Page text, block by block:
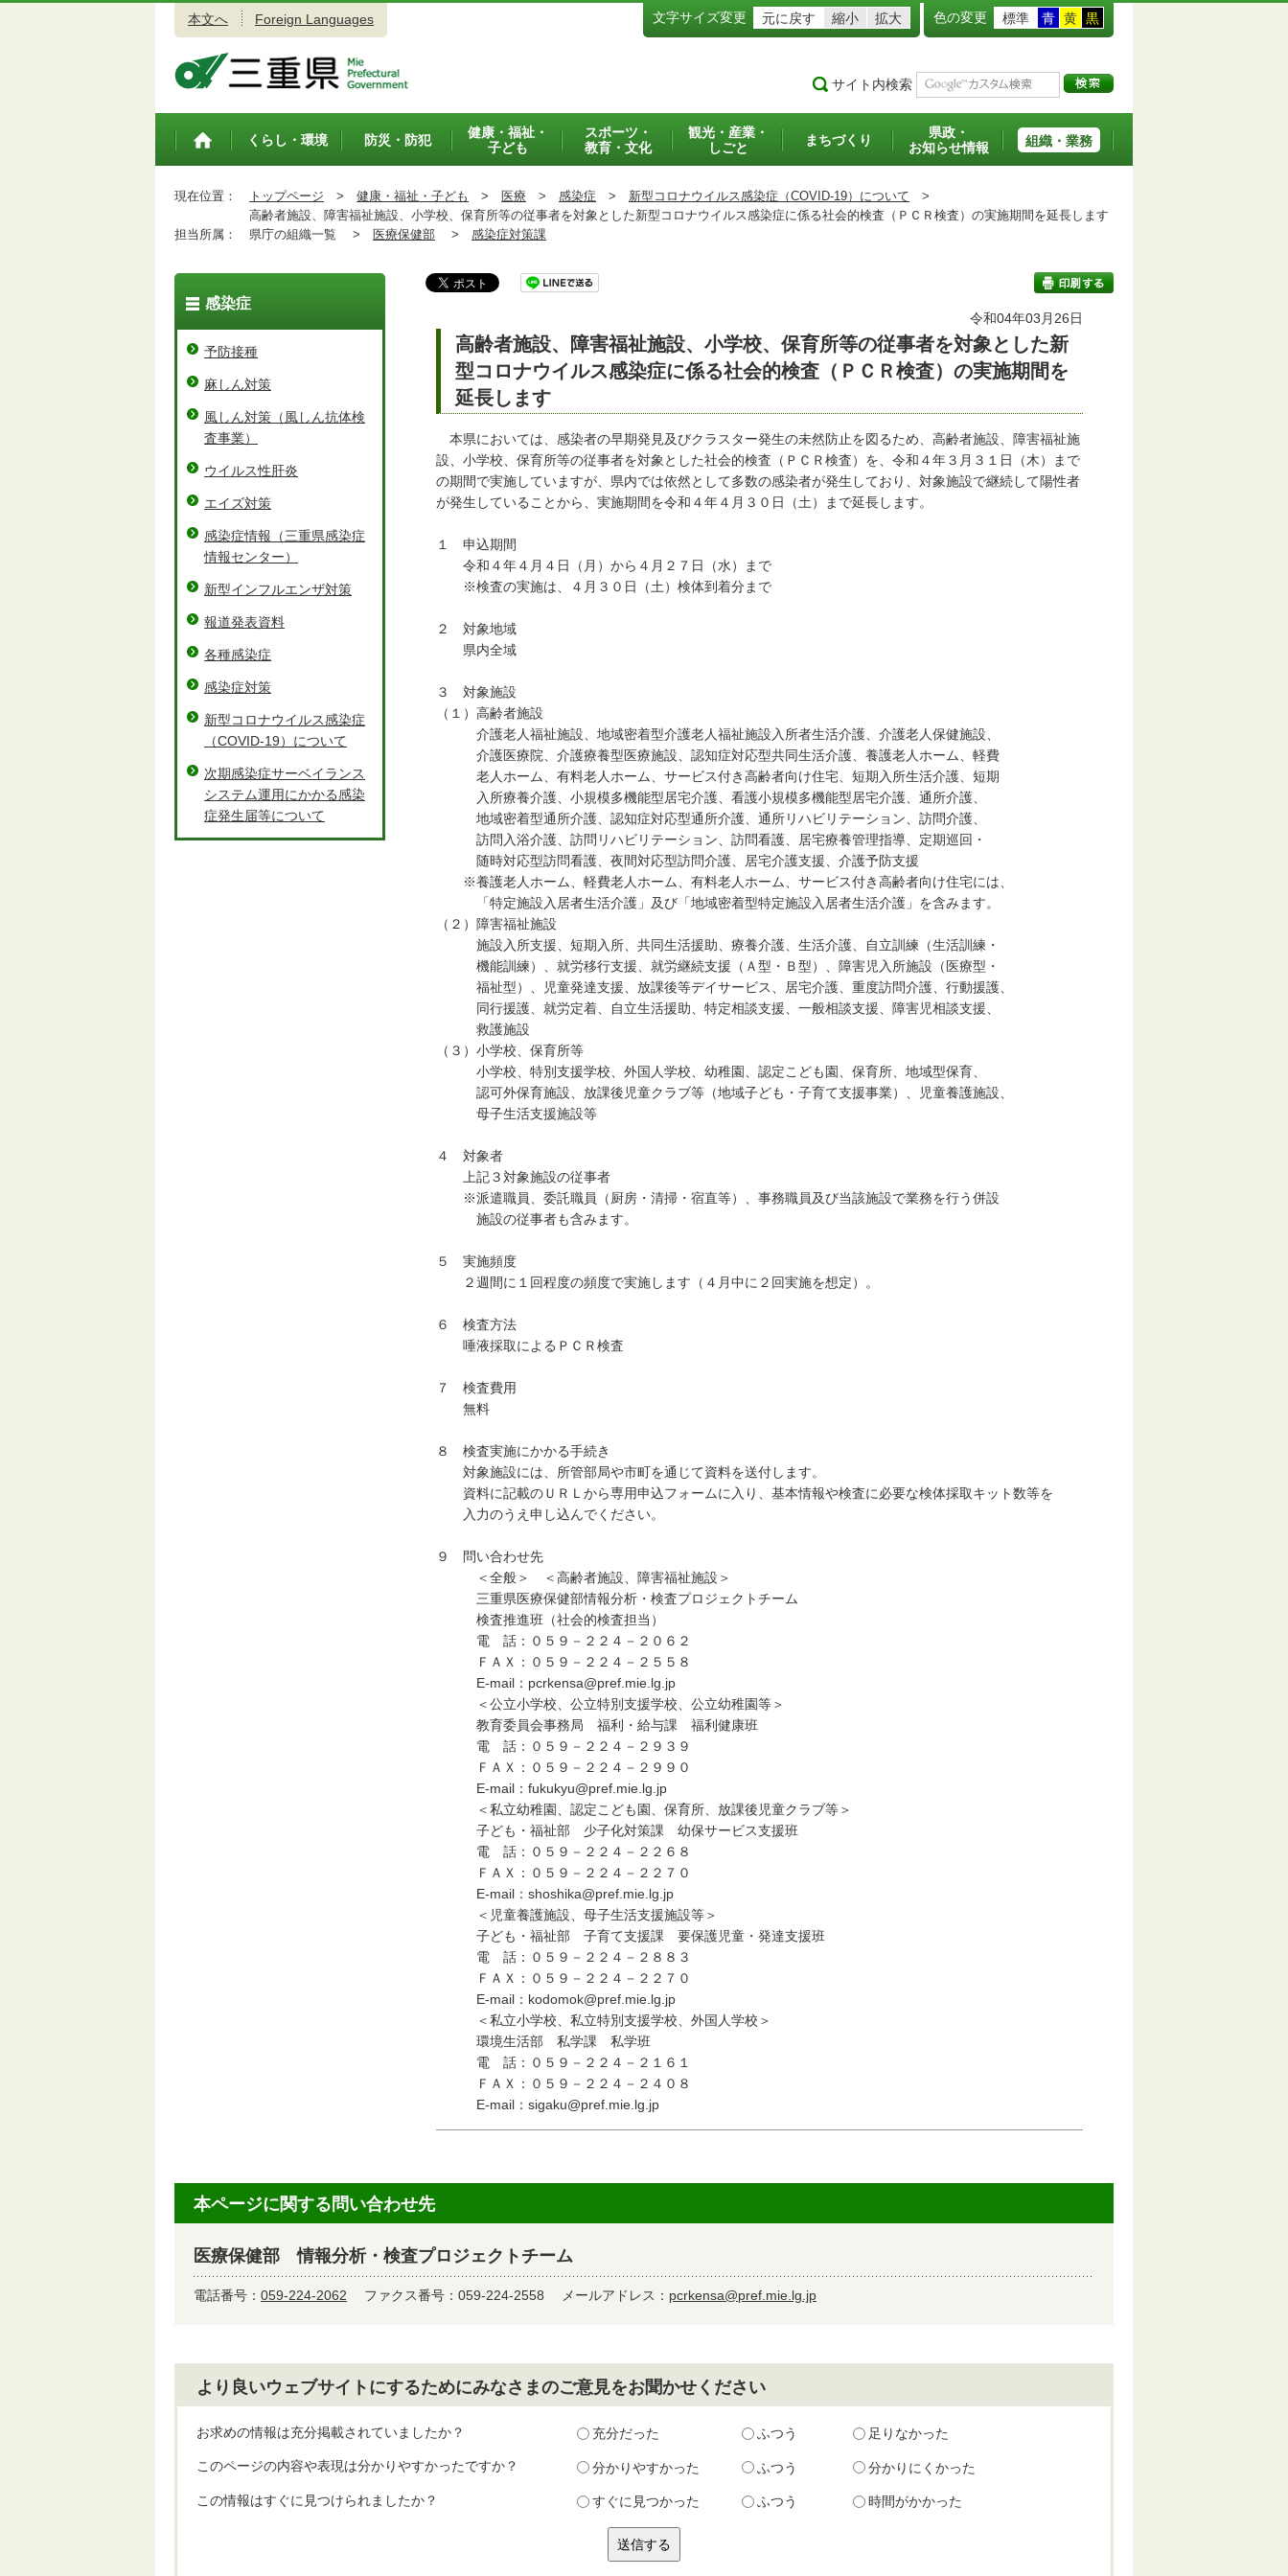
本文へ Foreign Languages 文字サイズ変更 元に戻す 縮小 拡大 色の変更 標準 青 黄 黒
サイト内検索
トップペ
くらし・環境 防災・防犯
健康・福祉・
子ども
スポーツ・
教育・文化
観光・産業・
しごと
まちづくり
県政・
お知らせ情報
組織・業務
現在位置： トップページ > 健康・福祉・子ども > 医療 > 感染症 > 新型コロナウイルス感染症（COVID-19）について >
高齢者施設、障害福祉施設、小学校、保育所等の従事者を対象とした新型コロナウイルス感染症に係る社会的検査（ＰＣＲ検査）の実施期間を延長します
担当所属：
県庁の組織一覧 > 医療保健部 > 感染症対策課
印刷する
令和04年03月26日
高齢者施設、障害福祉施設、小学校、保育所等の従事者を対象とした新
型コロナウイルス感染症に係る社会的検査（ＰＣＲ検査）の実施期間を
延長します
本県においては、感染者の早期発見及びクラスター発生の未然防止を図るため、高齢者施設、障害福祉施
設、小学校、保育所等の従事者を対象とした社会的検査（ＰＣＲ検査）を、令和４年３月３１日（木）まで
の期間で実施していますが、県内では依然として多数の感染者が発生しており、対象施設で継続して陽性者
が発生していることから、実施期間を令和４年４月３０日（土）まで延長します。
１ 申込期間
令和４年４月４日（月）から４月２７日（水）まで
※検査の実施は、４月３０日（土）検体到着分まで
２ 対象地域
県内全域
３ 対象施設
（１）高齢者施設
介護老人福祉施設、地域密着型介護老人福祉施設入所者生活介護、介護老人保健施設、
介護医療院、介護療養型医療施設、認知症対応型共同生活介護、養護老人ホーム、軽費
老人ホーム、有料老人ホーム、サービス付き高齢者向け住宅、短期入所生活介護、短期
入所療養介護、小規模多機能型居宅介護、看護小規模多機能型居宅介護、通所介護、
地域密着型通所介護、認知症対応型通所介護、通所リハビリテーション、訪問介護、
訪問入浴介護、訪問リハビリテーション、訪問看護、居宅療養管理指導、定期巡回・
随時対応型訪問看護、夜間対応型訪問介護、居宅介護支援、介護予防支援
※養護老人ホーム、軽費老人ホーム、有料老人ホーム、サービス付き高齢者向け住宅には、
「特定施設入居者生活介護」及び「地域密着型特定施設入居者生活介護」を含みます。
（２）障害福祉施設
施設入所支援、短期入所、共同生活援助、療養介護、生活介護、自立訓練（生活訓練・
機能訓練）、就労移行支援、就労継続支援（Ａ型・Ｂ型）、障害児入所施設（医療型・
福祉型）、児童発達支援、放課後等デイサービス、居宅介護、重度訪問介護、行動援護、
同行援護、就労定着、自立生活援助、特定相談支援、一般相談支援、障害児相談支援、
救護施設
（３）小学校、保育所等
小学校、特別支援学校、外国人学校、幼稚園、認定こども園、保育所、地域型保育、
認可外保育施設、放課後児童クラブ等（地域子ども・子育て支援事業）、児童養護施設、
母子生活支援施設等
４ 対象者
上記３対象施設の従事者
※派遣職員、委託職員（厨房・清掃・宿直等）、事務職員及び当該施設で業務を行う併設
施設の従事者も含みます。
５ 実施頻度
２週間に１回程度の頻度で実施します（４月中に２回実施を想定）。
６ 検査方法
唾液採取によるＰＣＲ検査
７ 検査費用
無料
８ 検査実施にかかる手続き
対象施設には、所管部局や市町を通じて資料を送付します。
資料に記載のＵＲＬから専用申込フォームに入り、基本情報や検査に必要な検体採取キット数等を
入力のうえ申し込んでください。
９ 問い合わせ先
＜全般＞ ＜高齢者施設、障害福祉施設＞
三重県医療保健部情報分析・検査プロジェクトチーム
検査推進班（社会的検査担当）
電 話：０５９－２２４－２０６２
ＦＡＸ：０５９－２２４－２５５８
E-mail：pcrkensa@pref.mie.lg.jp
＜公立小学校、公立特別支援学校、公立幼稚園等＞
教育委員会事務局 福利・給与課 福利健康班
電 話：０５９－２２４－２９３９
ＦＡＸ：０５９－２２４－２９９０
E-mail：fukukyu@pref.mie.lg.jp
＜私立幼稚園、認定こども園、保育所、放課後児童クラブ等＞
子ども・福祉部 少子化対策課 幼保サービス支援班
電 話：０５９－２２４－２２６８
ＦＡＸ：０５９－２２４－２２７０
E-mail：shoshika@pref.mie.lg.jp
＜児童養護施設、母子生活支援施設等＞
子ども・福祉部 子育て支援課 要保護児童・発達支援班
電 話：０５９－２２４－２８８３
ＦＡＸ：０５９－２２４－２２７０
E-mail：kodomok@pref.mie.lg.jp
＜私立小学校、私立特別支援学校、外国人学校＞
環境生活部 私学課 私学班
電 話：０５９－２２４－２１６１
ＦＡＸ：０５９－２２４－２４０８
E-mail：sigaku@pref.mie.lg.jp
感染症
予防接種
麻しん対策
風しん対策（風しん抗体検
査事業）
ウイルス性肝炎
エイズ対策
感染症情報（三重県感染症
情報センター）
新型インフルエンザ対策
報道発表資料
各種感染症
感染症対策
新型コロナウイルス感染症
（COVID-19）について
次期感染症サーベイランス
システム運用にかかる感染
症発生届等について
本ページに関する問い合わせ先
医療保健部 情報分析・検査プロジェクトチーム
電話番号： 059-224-2062 ファクス番号：059-224-2558 メールアドレス： pcrkensa@pref.mie.lg.jp
より良いウェブサイトにするためにみなさまのご意見をお聞かせください
お求めの情報は充分掲載されていましたか？ 充分だった ふつう 足りなかった
このページの内容や表現は分かりやすかったですか？ 分かりやすかった ふつう 分かりにくかった
この情報はすぐに見つけられましたか？ すぐに見つかった ふつう 時間がかかった